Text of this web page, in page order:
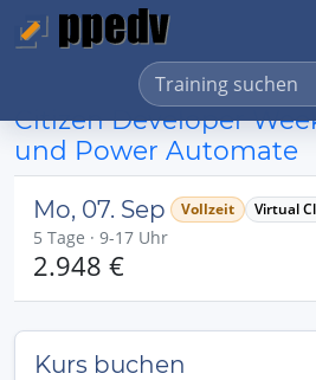
Citizen Developer
und Power Automate
Mo, 07. Sep Vollzeit Virtual
5 Tage · 9-17 Uhr
2.948 €
Kurs buchen